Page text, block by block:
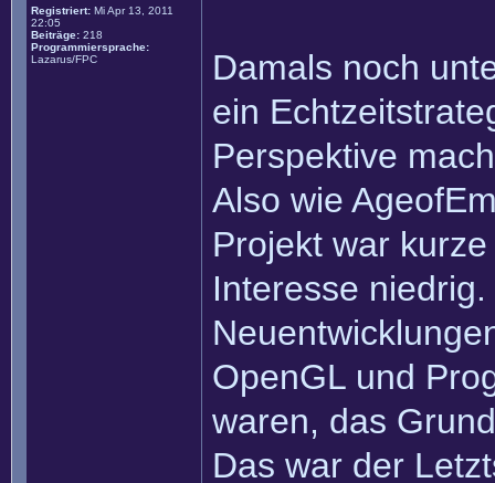
Registriert: Mi Apr 13, 2011
22:05
Beiträge: 218
Programmiersprache:
Lazarus/FPC
Damals noch
ein
Perspektive
Also wie
Projekt war
Interesse
OpenGL und
waren, das
Das war der